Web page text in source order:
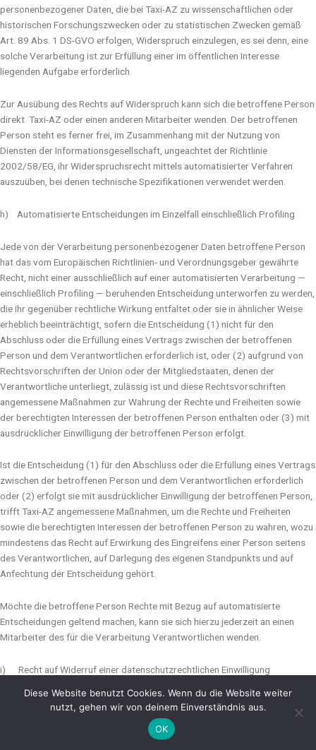
personenbezogener Daten, die bei Taxi-AZ zu wissenschaftlichen oder
historischen Forschungszwecken oder zu statistischen Zwecken gemäß
Art. 89 Abs. 1 DS-GVO erfolgen, Widerspruch einzulegen, es sei denn, eine
solche Verarbeitung ist zur Erfüllung einer im öffentlichen Interesse
liegenden Aufgabe erforderlich.
Zur Ausübung des Rechts auf Widerspruch kann sich die betroffene Person
direkt Taxi-AZ oder einen anderen Mitarbeiter wenden. Der betroffenen
Person steht es ferner frei, im Zusammenhang mit der Nutzung von
Diensten der Informationsgesellschaft, ungeachtet der Richtlinie
2002/58/EG, ihr Widerspruchsrecht mittels automatisierter Verfahren
auszuüben, bei denen technische Spezifikationen verwendet werden.
h) Automatisierte Entscheidungen im Einzelfall einschließlich Profiling
Jede von der Verarbeitung personenbezogener Daten betroffene Person
hat das vom Europäischen Richtlinien- und Verordnungsgeber gewährte
Recht, nicht einer ausschließlich auf einer automatisierten Verarbeitung —
einschließlich Profiling — beruhenden Entscheidung unterworfen zu werden,
die ihr gegenüber rechtliche Wirkung entfaltet oder sie in ähnlicher Weise
erheblich beeinträchtigt, sofern die Entscheidung (1) nicht für den
Abschluss oder die Erfüllung eines Vertrags zwischen der betroffenen
Person und dem Verantwortlichen erforderlich ist, oder (2) aufgrund von
Rechtsvorschriften der Union oder der Mitgliedstaaten, denen der
Verantwortliche unterliegt, zulässig ist und diese Rechtsvorschriften
angemessene Maßnahmen zur Wahrung der Rechte und Freiheiten sowie
der berechtigten Interessen der betroffenen Person enthalten oder (3) mit
ausdrücklicher Einwilligung der betroffenen Person erfolgt.
Ist die Entscheidung (1) für den Abschluss oder die Erfüllung eines Vertrags
zwischen der betroffenen Person und dem Verantwortlichen erforderlich
oder (2) erfolgt sie mit ausdrücklicher Einwilligung der betroffenen Person,
trifft Taxi-AZ angemessene Maßnahmen, um die Rechte und Freiheiten
sowie die berechtigten Interessen der betroffenen Person zu wahren, wozu
mindestens das Recht auf Erwirkung des Eingreifens einer Person seitens
des Verantwortlichen, auf Darlegung des eigenen Standpunkts und auf
Anfechtung der Entscheidung gehört.
Möchte die betroffene Person Rechte mit Bezug auf automatisierte
Entscheidungen geltend machen, kann sie sich hierzu jederzeit an einen
Mitarbeiter des für die Verarbeitung Verantwortlichen wenden.
i) Recht auf Widerruf einer datenschutzrechtlichen Einwilligung
Jede von der Verarbeitung personenbezogener Daten betroffene Person
hat das vom Europäischen Richtlinien- und Verordnungsgeber gewährte
Recht, eine Einwilligung zur Verarbeitung personenbezogener Daten
Diese Website benutzt Cookies. Wenn du die Website weiter
nutzt, gehen wir von deinem Einverständnis aus.
OK